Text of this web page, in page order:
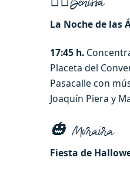
La Noche de las
17:45 h.
Placeta del
Pasacalle con
Joaquín Piera y
🎃 Moraira
Fiesta de